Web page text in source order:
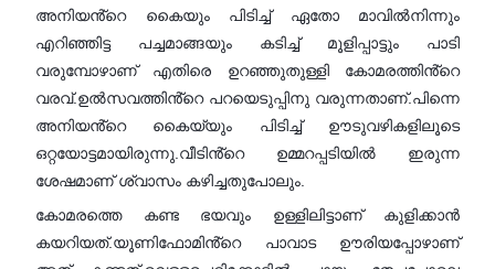
അനിയൻ്റെ കെെയും പിടിച്ച് ഏതോ മാവിൽനിന്നും
എറിഞ്ഞിട്ട പച്ചമാങ്ങയും കടിച്ച് മൂളിപ്പാട്ടും പാടി
വരുമ്പോഴാണ് എതിരെ ഉറഞ്ഞുതുള്ളി കോമരത്തിൻ്റെ
വരവ്.ഉൽസവത്തിൻ്റെ പറയെടുപ്പിനു വരുന്നതാണ്.പിന്നെ
അനിയൻ്റെ കെെയ്യും പിടിച്ച് ഊടുവഴികളിലൂടെ
ഒറ്റയോട്ടമായിരുന്നു.വീടിൻ്റെ ഉമ്മറപ്പടിയിൽ ഇരുന്ന
ശേഷമാണ് ശ്വാസം കഴിച്ചതുപോലും.
കോമരത്തെ കണ്ട ഭയവും ഉള്ളിലിട്ടാണ് കുളിക്കാൻ
കയറിയത്.യൂണിഫോമിൻ്റെ പാവാട ഊരിയപ്പോഴാണ്